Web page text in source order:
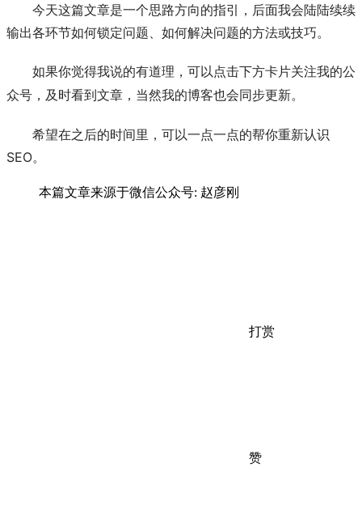
今天这篇文章是一个思路方向的指引，后面我会陆陆续续
输出各环节如何锁定问题、如何解决问题的方法或技巧。
如果你觉得我说的有道理，可以点击下方卡片关注我的公
众号，及时看到文章，当然我的博客也会同步更新。
希望在之后的时间里，可以一点一点的帮你重新认识
SEO。
本篇文章来源于微信公众号: 赵彦刚
打赏
赞